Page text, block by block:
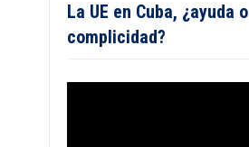
La UE en Cuba, ¿ayuda o
complicidad?